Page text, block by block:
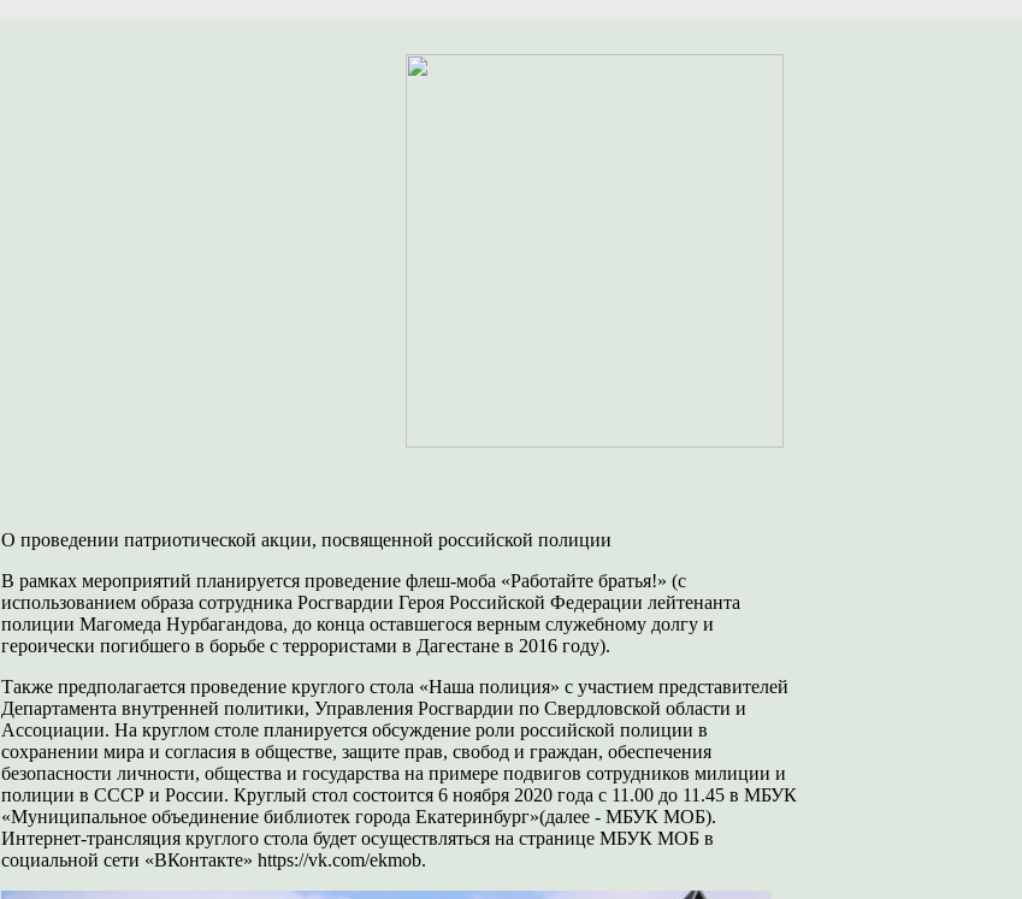
О проведении патриотической акции, посвященной российской полиции
В рамках мероприятий планируется проведение флеш-моба «Работайте братья!» (с
использованием образа сотрудника Росгвардии Героя Российской Федерации лейтенанта
полиции Магомеда Нурбагандова, до конца оставшегося верным служебному долгу и
героически погибшего в борьбе с террористами в Дагестане в 2016 году).
Также предполагается проведение круглого стола «Наша полиция» с участием представителей
Департамента внутренней политики, Управления Росгвардии по Свердловской области и
Ассоциации. На круглом столе планируется обсуждение роли российской полиции в
сохранении мира и согласия в обществе, защите прав, свобод и граждан, обеспечения
безопасности личности, общества и государства на примере подвигов сотрудников милиции и
полиции в СССР и России. Круглый стол состоится 6 ноября 2020 года с 11.00 до 11.45 в МБУК
«Муниципальное объединение библиотек города Екатеринбург»(далее - МБУК МОБ).
Интернет-трансляция круглого стола будет осуществляться на странице МБУК МОБ в
социальной сети «ВКонтакте» https://vk.com/ekmob.